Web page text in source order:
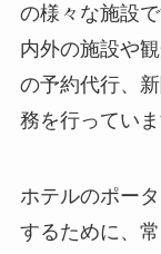
の様々な施設で
内外の施設や
の予約代行、
務を行っていま
ホテルのポー
するために、